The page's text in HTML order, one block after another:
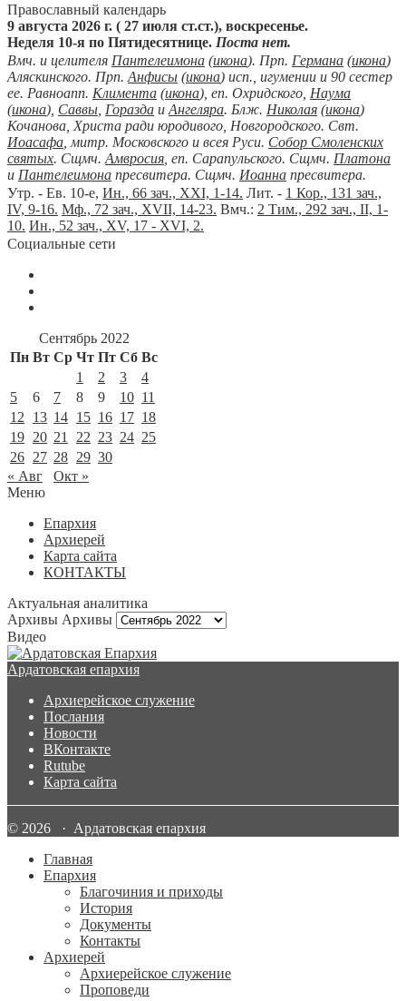
Православный календарь
9 августа 2026 г. ( 27 июля ст.ст.), воскресенье.
Неделя 10-я по Пятидесятнице. Поста нет.
Вмч. и целителя Пантелеимона (икона). Прп. Германа (икона)
Аляскинского. Прп. Анфисы (икона) исп., игумении и 90 сестер
ее. Равноапп. Климента (икона), еп. Охридского, Наума
(икона), Саввы Горазда и Ангеляра. Блж. Николая (икона)
Кочанова, Христа ради юродивого, Новгородского. Свт.
Иоасафа , митр. Московского и всея Руси. Собор Смоленских
святых. Сщмч. Амвросия , еп. Сарапульского. Сщмч. Платона
и Пантелеимона пресвитера. Сщмч. Иоанна пресвитера.
Утр. - Ев. 10-е, Ин., 66 зач., XXI, 1-14. Лит. - 1 Кор., 131 зач.,
IV, 9-16. Мф., 72 зач., XVII, 14-23. Вмч.: 2 Тим., 292 зач., II, 1-
10. Ин., 52 зач., XV, 17 - XVI, 2.
Социальные сети
Сентябрь 2022
Пн Вт Ср Чт Пт Сб Вс
1
2 3
4
5
6 7 8 9 10 11
12
13 14 15 16 17 18
19 20 21 22 23 24 25
26 27 28 29 30
« Авг
Окт »
Меню
Епархия
Архиерей
Карта сайта
КОНТАКТЫ
Актуальная аналитика
Архивы Архивы
Видео
Ардатовская епархия
Архиерейское служение
Послания
Новости
ВКонтакте
Rutube
Карта сайта
© 2026 · Ардатовская епархия
Главная
Епархия
Благочиния и приходы
История
Документы
Контакты
Архиерей
Архиерейское служение
Проповеди